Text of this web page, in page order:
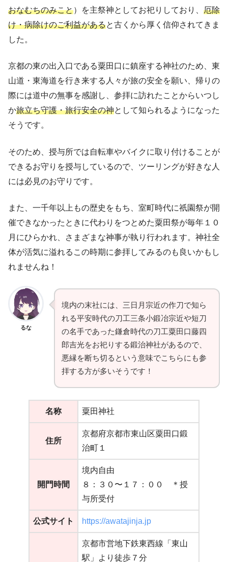
おなむちのみこと）を主祭神としてお祀りしており、 厄除
け・病除けのご利益があると古くから厚く信仰されてきま
した。
京都の東の出入口である粟田口に鎮座する神社のため、東
山道・東海道を行き来する人々が旅の安全を願い、帰りの
際には道中の無事を感謝し、参拝に訪れたことからいつし
か旅立ち守護・旅行安全の神として知られるようになった
そうです。
そのため、授与所では自転車やバイクに取り付けることが
できるお守りを授与しているので、ツーリングが好きな人
には必見のお守りです。
また、一千年以上もの歴史をもち、室町時代に祇園祭が開
催できなかったときに代わりをつとめた粟田祭が毎年１０
月にひらかれ、さまざまな神事が執り行われます。神社全
体が活気に溢れるこの時期に参拝してみるのも良いかもし
れませんね！
るな
境内の末社には、三日月宗近の作刀で知ら
れる平安時代の刀工三条小鍛冶宗近や短刀
の名手であった鎌倉時代の刀工粟田口藤四
郎吉光をお祀りする鍛治神社があるので、
悪縁を断ち切るという意味でこちらにも参
拝する方が多いそうです！
名称 粟田神社
住所
京都府京都市東山区粟田口鍛
治町１
開門時間
境内自由
８：３０〜１７：００ ＊授
与所受付
公式サイト https://awatajinja.jp
京都市営地下鉄東西線「東山
駅」より徒歩７分